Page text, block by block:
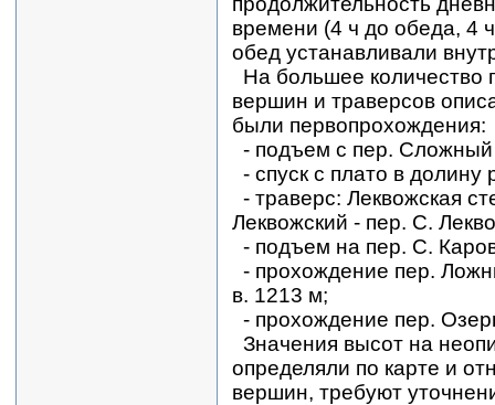
времени (4 ч до обеда, 4
обед устанавливали
На большее количество
вершин и траверсов
были первопрохождения:
- подъем с пер.
- спуск с плато в
- траверс: Леквожская
Леквожский - пер. С.
- подъем на пер. С.
- прохождение пер.
в. 1213 м;
- прохождение пер.
Значения высот на
определяли по карте и
вершин, требуют